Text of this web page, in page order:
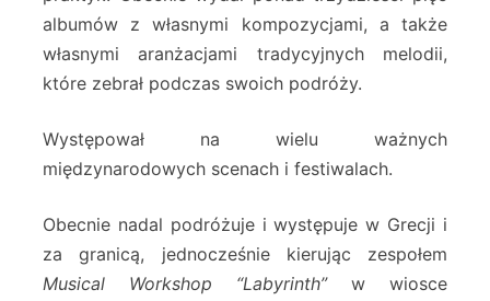
albumów z własnymi kompozycjami, a także
własnymi aranżacjami tradycyjnych melodii,
które zebrał podczas swoich podróży.
Występował na wielu ważnych
międzynarodowych scenach i festiwalach.
Obecnie nadal podróżuje i występuje w Grecji i
za granicą, jednocześnie kierując zespołem
Musical Workshop “Labyrinth”w wiosce